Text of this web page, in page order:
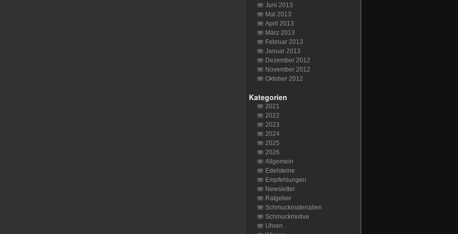
Juni 2013
Mai 2013
April 2013
März 2013
Februar 2013
Januar 2013
Dezember 2012
November 2012
Oktober 2012
Kategorien
2021
2022
2023
2024
2025
2026
Allgemein
Edelsteine
Empfehlungen
Newsletter
Ratgeber
Schmuckmaterialien
Schmuckmotive
Uhren